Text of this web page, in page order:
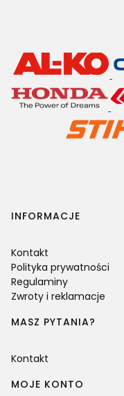
Linki w stopce
INFORMACJE
Kontakt
Polityka prywatności
Regulaminy
Zwroty i reklamacje
MASZ PYTANIA?
Kontakt
MOJE KONTO